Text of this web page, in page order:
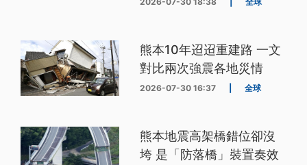
熊本10年迢迢重建路 一文
對比兩次強震各地災情
2026-07-30 16:37 全球
熊本地震高架橋錯位卻沒
垮 是「防落橋」裝置奏效